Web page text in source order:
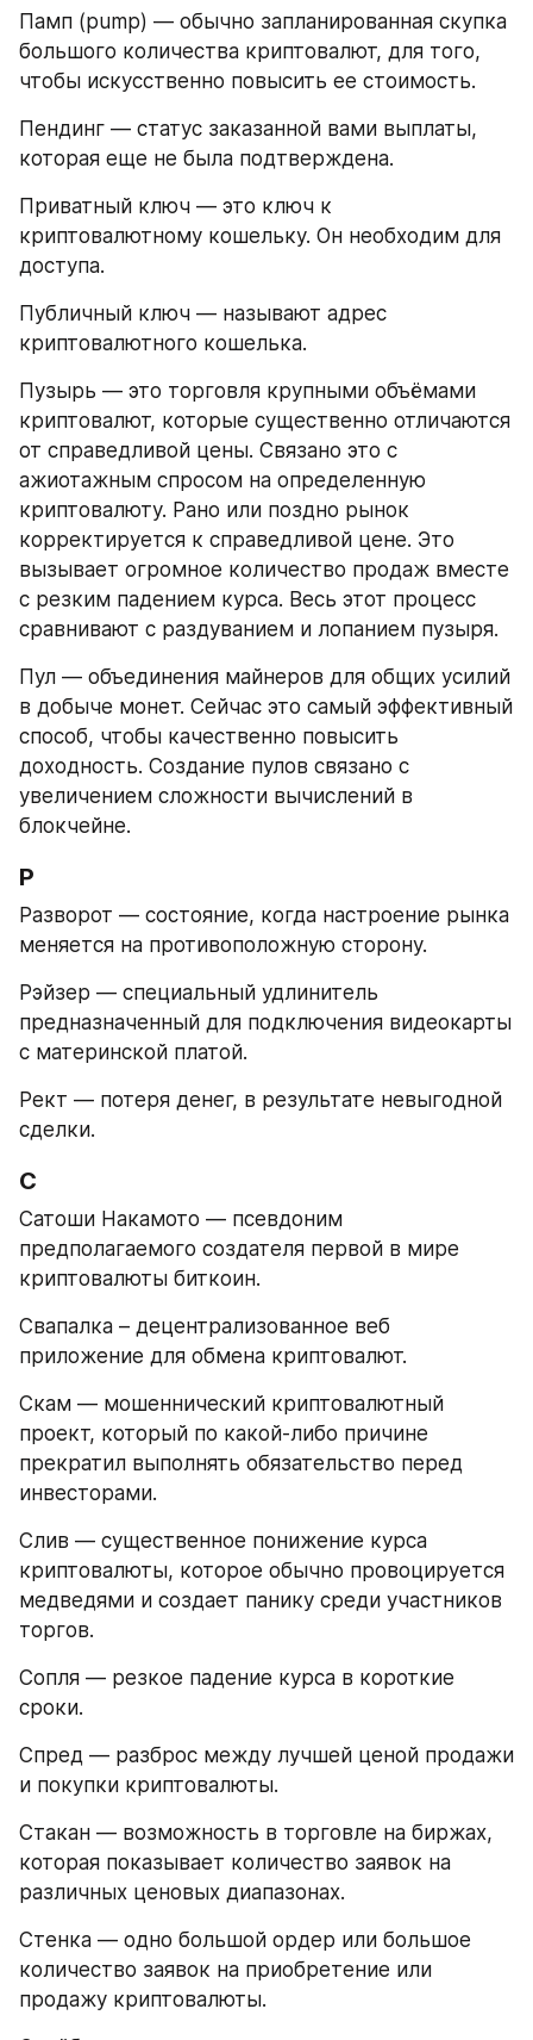
Памп (pump) — обычно запланированная скупка
большого количества криптовалют, для того,
чтобы искусственно повысить ее стоимость.
Пендинг — статус заказанной вами выплаты,
которая еще не была подтверждена.
Приватный ключ — это ключ к
криптовалютному кошельку. Он необходим для
доступа.
Публичный ключ — называют адрес
криптовалютного кошелька.
Пузырь — это торговля крупными объёмами
криптовалют, которые существенно отличаются
от справедливой цены. Связано это с
ажиотажным спросом на определенную
криптовалюту. Рано или поздно рынок
корректируется к справедливой цене. Это
вызывает огромное количество продаж вместе
с резким падением курса. Весь этот процесс
сравнивают с раздуванием и лопанием пузыря.
Пул — объединения майнеров для общих усилий
в добыче монет. Сейчас это самый эффективный
способ, чтобы качественно повысить
доходность. Создание пулов связано с
увеличением сложности вычислений в
блокчейне.
Р
Разворот — состояние, когда настроение рынка
меняется на противоположную сторону.
Рэйзер — специальный удлинитель
предназначенный для подключения видеокарты
с материнской платой.
Рект — потеря денег, в результате невыгодной
сделки.
С
Сатоши Накамото — псевдоним
предполагаемого создателя первой в мире
криптовалюты биткоин.
Свапалка – децентрализованное веб
приложение для обмена криптовалют.
Скам — мошеннический криптовалютный
проект, который по какой-либо причине
прекратил выполнять обязательство перед
инвесторами.
Слив — существенное понижение курса
криптовалюты, которое обычно провоцируется
медведями и создает панику среди участников
торгов.
Сопля — резкое падение курса в короткие
сроки.
Спред — разброс между лучшей ценой продажи
и покупки криптовалюты.
Стакан — возможность в торговле на биржах,
которая показывает количество заявок на
различных ценовых диапазонах.
Стенка — одно большой ордер или большое
количество заявок на приобретение или
продажу криптовалюты.